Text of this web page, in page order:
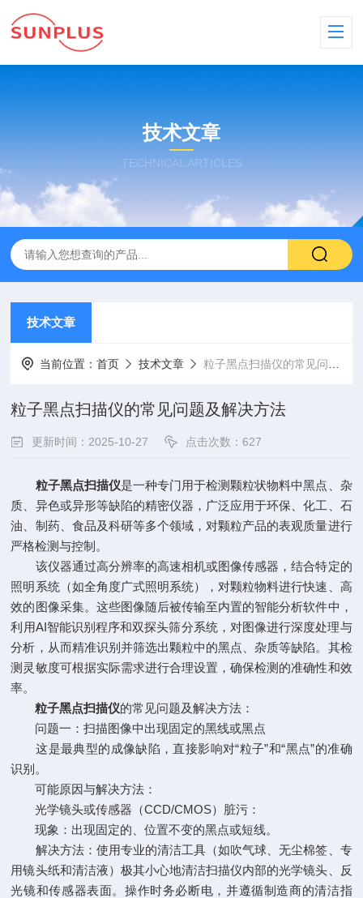
技术文章
TECHNICAL ARTICLES
技术文章
当前位置：首页 技术文章 粒子黑点扫描仪的常见问题及解决方法
粒子黑点扫描仪的常见问题及解决方法
更新时间：2025-10-27 点击次数：627
粒子黑点扫描仪是一种专门用于检测颗粒状物料中黑点、杂
质、异色或异形等缺陷的精密仪器，广泛应用于环保、化工、石
油、制药、食品及科研等多个领域，对颗粒产品的表观质量进行
严格检测与控制。
该仪器通过高分辨率的高速相机或图像传感器，结合特定的
照明系统（如全角度广式照明系统），对颗粒物料进行快速、高
效的图像采集。这些图像随后被传输至内置的智能分析软件中，
利用AI智能识别程序和双探头筛分系统，对图像进行深度处理与
分析，从而精准识别并筛选出颗粒中的黑点、杂质等缺陷。其检
测灵敏度可根据实际需求进行合理设置，确保检测的准确性和效
率。
粒子黑点扫描仪的常见问题及解决方法：
问题一：扫描图像中出现固定的黑线或黑点
这是最典型的成像缺陷，直接影响对“粒子”和“黑点”的准确
识别。
可能原因与解决方法：
光学镜头或传感器（CCD/CMOS）脏污：
现象：出现固定的、位置不变的黑点或短线。
解决方法：使用专业的清洁工具（如吹气球、无尘棉签、专
用镜头纸和清洁液）极其小心地清洁扫描仪内部的光学镜头、反
光镜和传感器表面。操作时务必断电，并遵循制造商的清洁指